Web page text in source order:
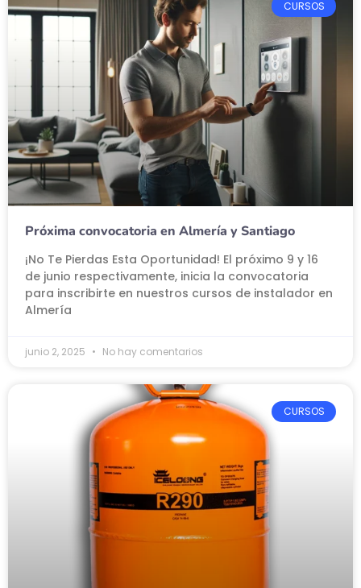
CURSOS
Próxima convocatoria en Almería y Santiago
¡No Te Pierdas Esta Oportunidad! El próximo 9 y 16
de junio respectivamente, inicia la convocatoria
para inscribirte en nuestros cursos de instalador en
Almería
junio 2, 2025 No hay comentarios
CURSOS